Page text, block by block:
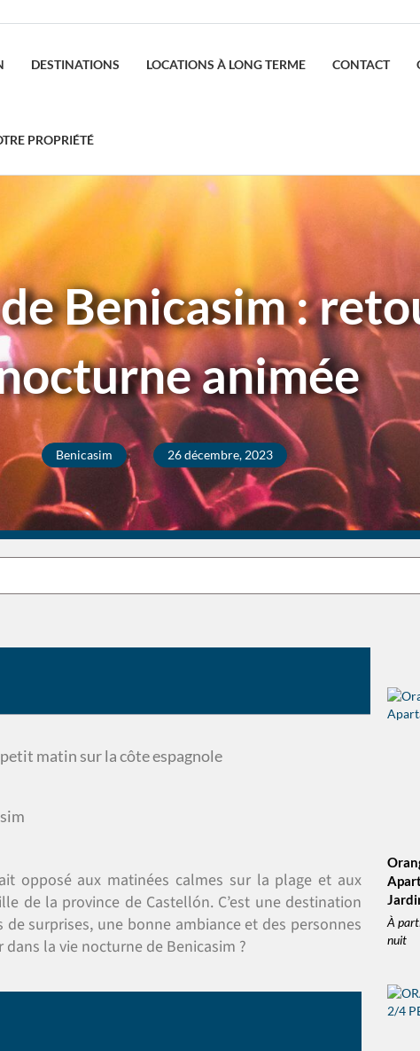
DESTINATIONS LOCATIONS À LONG TERME CONTACT
PROPRIÉTÉ
Benicasim :
animée
Benicasim 26 décembre, 2023
matin sur la côte espagnole
opposé aux matinées calmes sur la plage et aux
de la province de Castellón. C’est une destination
surprises, une bonne ambiance et des personnes
la vie nocturne de Benicasim ?
À
nuit